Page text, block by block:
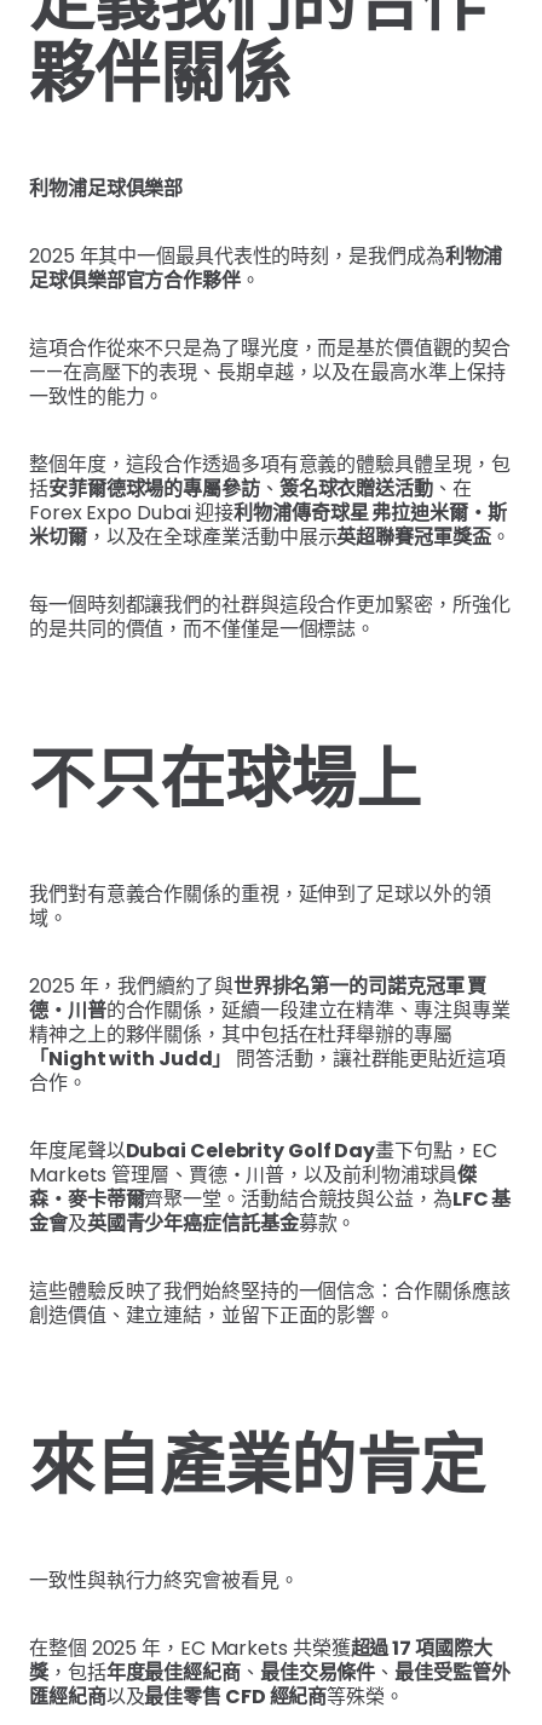
夥伴關係
利物浦足球俱樂部
2025 年其中一個最具代表性的時刻，是我們成為利物浦
足球俱樂部官方合作夥伴。
這項合作從來不只是為了曝光度，而是基於價值觀的契合
——在高壓下的表現、長期卓越，以及在最高水準上保持
一致性的能力。
整個年度，這段合作透過多項有意義的體驗具體呈現，包
括安菲爾德球場的專屬參訪、 簽名球衣贈送活動、在
Forex Expo Dubai 迎接利物浦傳奇球星 弗拉迪米爾・斯
米切爾，以及在全球產業活動中展示英超聯賽冠軍獎盃。
每一個時刻都讓我們的社群與這段合作更加緊密，所強化
的是共同的價值，而不僅僅是一個標誌。
不只在球場上
我們對有意義合作關係的重視，延伸到了足球以外的領
域。
2025 年，我們續約了與世界排名第一的司諾克冠軍 賈
德・川普的合作關係，延續一段建立在精準、專注與專業
精神之上的夥伴關係，其中包括在杜拜舉辦的專屬
「Night with Judd」
問答活動，讓社群能更貼近這項
合作。
年度尾聲以Dubai Celebrity Golf Day畫下句點，EC
Markets 管理層、賈德・川普，以及前利物浦球員傑
森・麥卡蒂爾齊聚一堂。活動結合競技與公益，為LFC 基
金會及英國青少年癌症信託基金募款。
這些體驗反映了我們始終堅持的一個信念：合作關係應該
創造價值、建立連結，並留下正面的影響。
來自產業的肯定
一致性與執行力終究會被看見。
在整個 2025 年，EC Markets 共榮獲超過 17 項國際大
獎，包括年度最佳經紀商、 最佳交易條件 、最佳受監管外
匯經紀商以及最佳零售 CFD 經紀商等殊榮。